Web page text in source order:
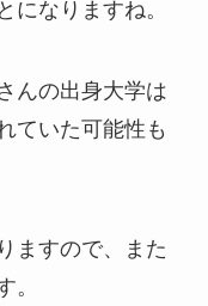
になりますね。
んの出身大学は
ていた可能性も
ますので、また
。